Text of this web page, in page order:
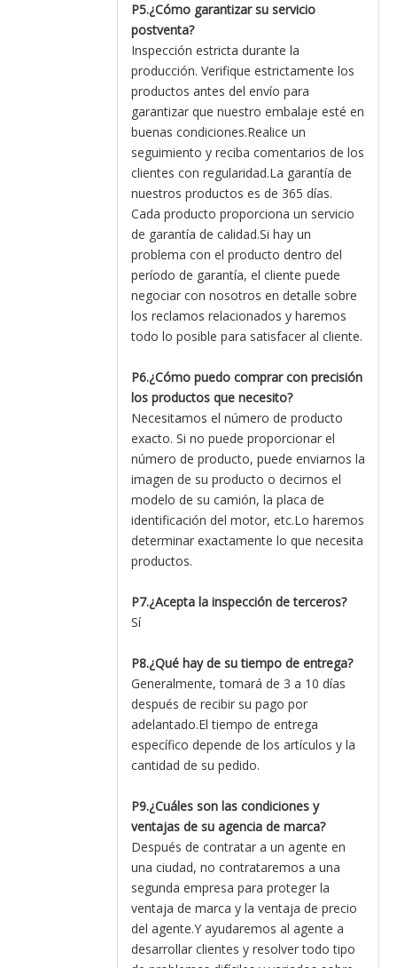
P5.¿Cómo garantizar su servicio
postventa?
Inspección estricta durante la
producción. Verifique estrictamente los
productos antes del envío para
garantizar que nuestro embalaje esté en
buenas condiciones.Realice un
seguimiento y reciba comentarios de los
clientes con regularidad.La garantía de
nuestros productos es de 365 días.
Cada producto proporciona un servicio
de garantía de calidad.Si hay un
problema con el producto dentro del
período de garantía, el cliente puede
negociar con nosotros en detalle sobre
los reclamos relacionados y haremos
todo lo posible para satisfacer al cliente.
P6.¿Cómo puedo comprar con precisión
los productos que necesito?
Necesitamos el número de producto
exacto. Si no puede proporcionar el
número de producto, puede enviarnos la
imagen de su producto o decirnos el
modelo de su camión, la placa de
identificación del motor, etc.Lo haremos
determinar exactamente lo que necesita
productos.
P7.¿Acepta la inspección de terceros?
Sí
P8.¿Qué hay de su tiempo de entrega?
Generalmente, tomará de 3 a 10 días
después de recibir su pago por
adelantado.El tiempo de entrega
específico depende de los artículos y la
cantidad de su pedido.
P9.¿Cuáles son las condiciones y
ventajas de su agencia de marca?
Después de contratar a un agente en
una ciudad, no contrataremos a una
segunda empresa para proteger la
ventaja de marca y la ventaja de precio
del agente.Y ayudaremos al agente a
desarrollar clientes y resolver todo tipo